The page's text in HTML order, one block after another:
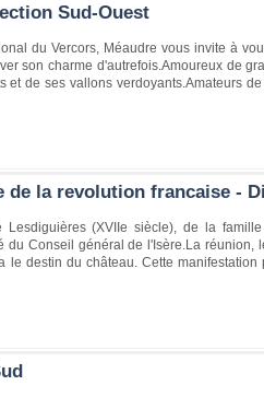
Sud-Ouest
du Vercors, Méaudre vous invite à
son charme d'autrefois.Amoureux de
de ses vallons verdoyants.Amateurs
de la revolution francaise -
(XVIIe siècle), de la
Conseil général de l'Isère.La réunion,
destin du château. Cette